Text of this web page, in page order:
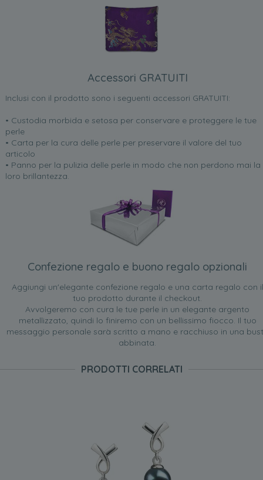
Accessori GRATUITI
Inclusi con il prodotto sono i seguenti accessori GRATUITI:
• Custodia morbida e setosa per conservare e proteggere le tue
perle
• Carta per la cura delle perle per preservare il valore del tuo
articolo
• Panno per la pulizia delle perle in modo che non perdono mai la
loro brillantezza.
Confezione regalo e buono regalo opzionali
Aggiungi un'elegante confezione regalo e una carta regalo con il
tuo prodotto durante il checkout.
Avvolgeremo con cura le tue perle in un elegante argento
metallizzato, quindi lo finiremo con un bellissimo fiocco. Il tuo
messaggio personale sarà scritto a mano e racchiuso in una
abbinata.
PRODOTTI CORRELATI